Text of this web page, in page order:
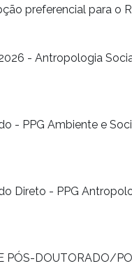
preferencial para o
- Antropologia
- PPG Ambiente e
Direto - PPG
PÓS-DOUTORADO/